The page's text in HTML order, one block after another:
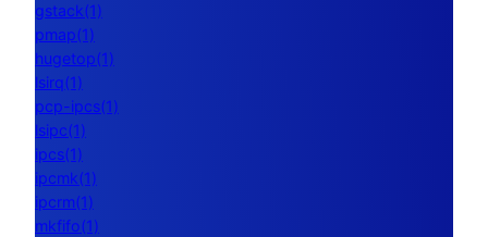
gstack(1)
pmap(1)
hugetop(1)
lsirq(1)
pcp-ipcs(1)
lsipc(1)
ipcs(1)
ipcmk(1)
ipcrm(1)
mkfifo(1)